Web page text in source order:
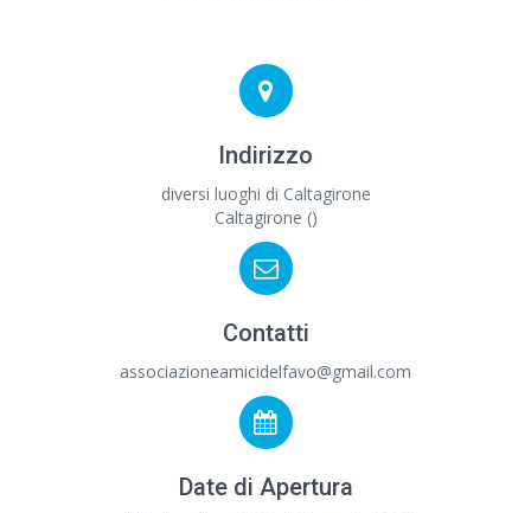
Indirizzo
diversi luoghi di Caltagirone
Caltagirone ()
Contatti
associazioneamicidelfavo@gmail.com
Date di Apertura